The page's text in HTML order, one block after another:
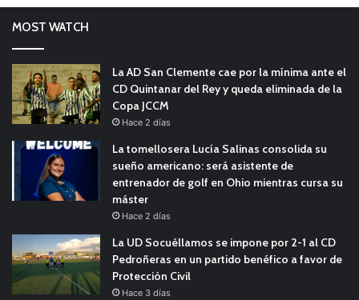
MOST WATCH
La AD San Clemente cae por la mínima ante el
CD Quintanar del Rey y queda eliminada de la
Copa JCCM
Hace 2 días
La tomellosera Lucía Salinas consolida su
sueño americano: será asistente de
entrenador de golf en Ohio mientras cursa su
máster
Hace 2 días
La UD Socuéllamos se impone por 2-1 al CD
Pedroñeras en un partido benéfico a favor de
Protección Civil
Hace 3 días